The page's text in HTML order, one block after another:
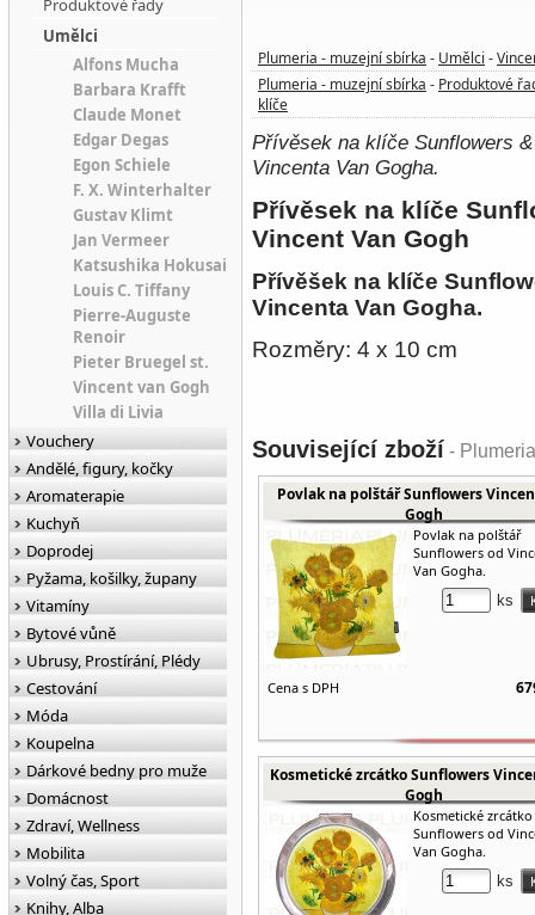
Plumeria - muzejní sbírka - Umělci -
Plumeria - muzejní sbírka - Produktové
klíče
Přívěsek na klíče Sunflowers
Vincenta Van Gogha.
Přívěsek na klíče
Vincent Van Gogh
Přívěšek na klíče
Vincenta Van Gogha.
Rozměry: 4 x 10 cm
Související zboží -
Povlak na polštář Sunflowers
Gogh
Povlak na polštář
Sunflowers od
Van Gogha.
ks
Cena s DPH
Kosmetické zrcátko Sunflowers
Gogh
Kosmetické zrcátko
Sunflowers od
Van Gogha.
ks
Produktové řady
Umělci
Alfons Mucha
Barbara Krafft
Claude Monet
Edgar Degas
Egon Schiele
F. X. Winterhalter
Gustav Klimt
Jan Vermeer
Katsushika Hokusai
Louis C. Tiffany
Pierre-Auguste
Renoir
Pieter Bruegel st.
Vincent van Gogh
Villa di Livia
Vouchery
Andělé, figury, kočky
Aromaterapie
Kuchyň
Doprodej
Pyžama, košilky, župany
Vitamíny
Bytové vůně
Ubrusy, Prostírání, Plédy
Cestování
Móda
Koupelna
Dárkové bedny pro muže
Domácnost
Zdraví, Wellness
Mobilita
Volný čas, Sport
Knihy, Alba